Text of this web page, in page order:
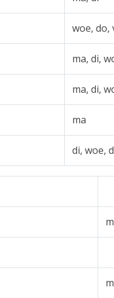
woe, do,
ma, di,
ma, di,
ma
di, woe,